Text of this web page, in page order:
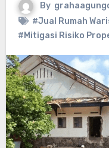
By
#Jual Rumah
#Mitigasi Risiko